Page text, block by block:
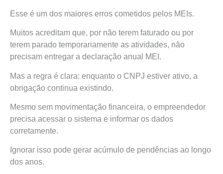
Esse é um dos maiores erros cometidos pelos MEIs.
Muitos acreditam que, por não terem faturado ou por
terem parado temporariamente as atividades, não
precisam entregar a declaração anual MEI.
Mas a regra é clara: enquanto o CNPJ estiver ativo, a
obrigação continua existindo.
Mesmo sem movimentação financeira, o empreendedor
precisa acessar o sistema e informar os dados
corretamente.
Ignorar isso pode gerar acúmulo de pendências ao longo
dos anos.